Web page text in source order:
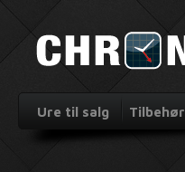
Ure til salg Tilbehør